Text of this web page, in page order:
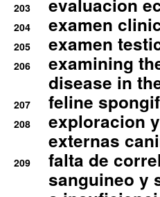
203 evaluacion
204 examen
205 examen
206
examining
disease in
207 feline
208
exploracion
externas
209
falta de
sanguineo y